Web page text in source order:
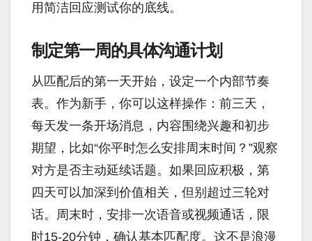
用简洁回应测试你的底线。
制定第一周的具体沟通计划
从匹配后的第一天开始，设定一个内部节奏
表。作为新手，你可以这样操作：前三天，
每天发一条开场消息，内容围绕兴趣和初步
期望，比如“你平时怎么安排周末时间？”观察
对方是否主动延续话题。如果回应积极，第
四天可以加深到价值相关，但别超过三轮对
话。周末时，安排一次语音或视频通话，限
时15-20分钟，确认基本匹配度。这不是浪漫